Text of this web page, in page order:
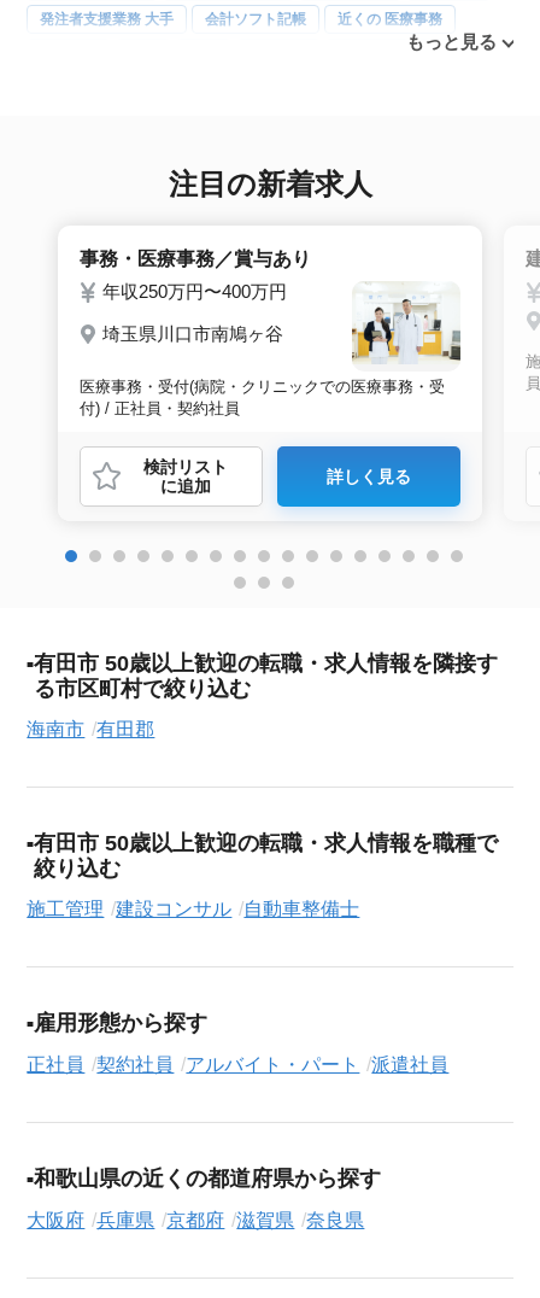
発注者支援業務 大手
会計ソフト記帳
近くの 医療事務
障害年金
もっと見る
注目の新着求人
事務・医療事務／賞与あり
年収250万円〜400万円
埼玉県川口市南鳩ヶ谷
医療事務・受付(病院・クリニックでの医療事務・受
付) / 正社員・契約社員
検討リスト
に追加
詳しく見る
員
有田市 50歳以上歓迎の転職・求人情報を隣接す
る市区町村で絞り込む
海南市 有田郡
有田市 50歳以上歓迎の転職・求人情報を職種で
絞り込む
施工管理 建設コンサル 自動車整備士
雇用形態から探す
正社員 契約社員 アルバイト・パート 派遣社員
和歌山県の近くの都道府県から探す
大阪府 兵庫県 京都府 滋賀県 奈良県